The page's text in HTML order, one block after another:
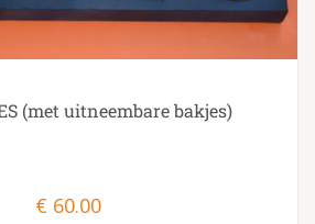
(met uitneembare bakjes)
€ 60.00